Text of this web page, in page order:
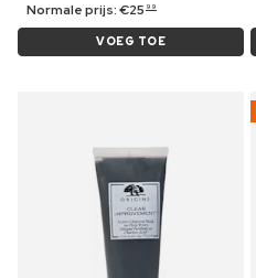
Normale prijs:€25 99
VOEG TOE